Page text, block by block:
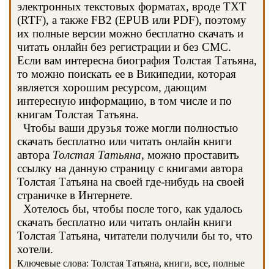
электронных текстовых форматах, вроде TXT
(RTF), а также FB2 (EPUB или PDF), поэтому
их полные версии можно бесплатно скачать и
читать онлайн без регистрации и без СМС.
Если вам интересна биография Толстая Татьяна,
то можно поискать ее в Википедии, которая
является хорошим ресурсом, дающим
интересную информацию, в том числе и по
книгам Толстая Татьяна.
Чтобы ваши друзья тоже могли полностью
скачать бесплатно или читать онлайн книги
автора Толстая Татьяна, можно проставить
ссылку на данную страницу с книгами автора
Толстая Татьяна на своей где-нибудь на своей
страничке в Интернете.
Хотелось бы, чтобы после того, как удалось
скачать бесплатно или читать онлайн книги
Толстая Татьяна, читатели получили бы то, что
хотели.
Ключевые слова: Толстая Татьяна, книги, все, полные